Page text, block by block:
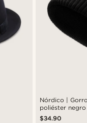
Nórdico |
poliéster negro
$34.90